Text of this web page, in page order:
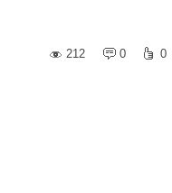
212
0 0